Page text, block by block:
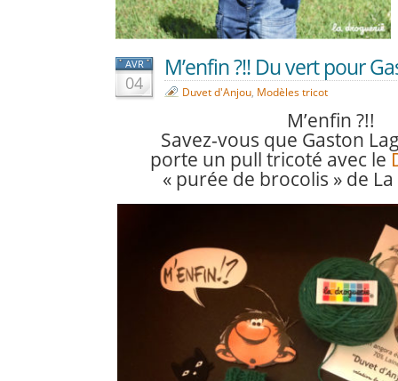
AVR
04
M’enfin ?!! Du vert pour
Duvet d'Anjou Modèles tricot
M’enfin ?!!
Savez-vous que Gaston
porte un pull tricoté avec le
« purée de brocolis » de